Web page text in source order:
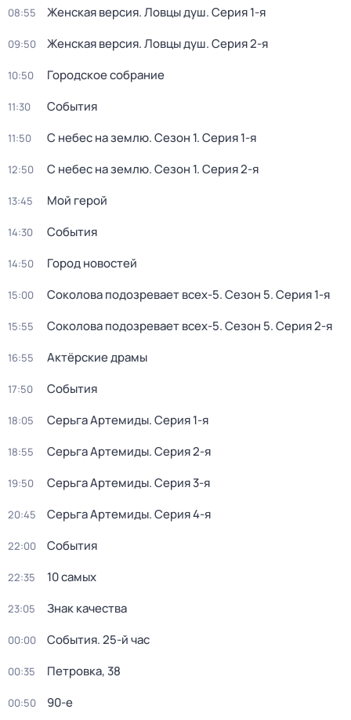
08:55 Женская версия. Ловцы душ. Серия 1-я
09:50 Женская версия. Ловцы душ. Серия 2-я
10:50 Городское собрание
11:30 События
11:50 С небес на землю. Сезон 1. Серия 1-я
12:50 С небес на землю. Сезон 1. Серия 2-я
13:45 Мой герой
14:30 События
14:50 Город новостей
15:00 Соколова подозревает всех-5. Сезон 5. Серия 1-я
15:55 Соколова подозревает всех-5. Сезон 5. Серия 2-я
16:55 Актёрские драмы
17:50 События
18:05 Серьга Артемиды. Серия 1-я
18:55 Серьга Артемиды. Серия 2-я
19:50 Серьга Артемиды. Серия 3-я
20:45 Серьга Артемиды. Серия 4-я
22:00 События
22:35 10 самых
23:05 Знак качества
00:00 События. 25-й час
00:35 Петровка, 38
00:50 90-е